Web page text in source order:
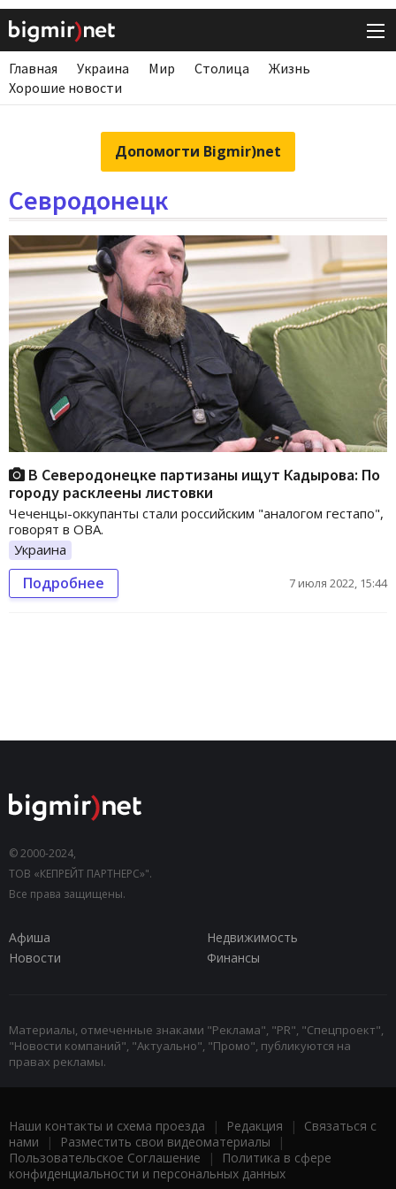
Главная Украина Мир Столица
Жизнь
Хорошие новости
Допомогти Bigmir)net
Севродонецк
В Северодонецке партизаны ищут Кадырова: По
городу расклеены листовки
Чеченцы-оккупанты стали российским "аналогом гестапо",
говорят в ОВА.
Украина
Подробнее 7 июля 2022, 15:44
© 2000-2024,
ТОВ «КЕПРЕЙТ ПАРТНЕРС»".
Все права защищены.
Афиша
Недвижимость
Новости
Финансы
Материалы, отмеченные знаками "Реклама", "PR", "Спецпроект",
"Новости компаний", "Актуально", "Промо", публикуются на
правах рекламы.
Наши контакты и схема проезда | Редакция | Связаться с
нами | Разместить свои видеоматериалы |
Пользовательское Соглашение |
Политика в сфере
конфиденциальности и персональных данных